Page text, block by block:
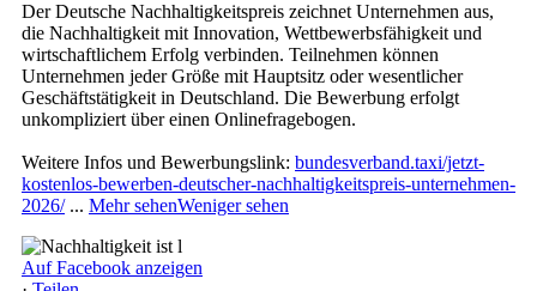
Der Deutsche Nachhaltigkeitspreis zeichnet Unternehmen aus,
die Nachhaltigkeit mit Innovation, Wettbewerbsfähigkeit und
wirtschaftlichem Erfolg verbinden. Teilnehmen können
Unternehmen jeder Größe mit Hauptsitz oder wesentlicher
Geschäftstätigkeit in Deutschland. Die Bewerbung erfolgt
unkompliziert über einen Onlinefragebogen.
Weitere Infos und Bewerbungslink: bundesverband.taxi/jetzt-
kostenlos-bewerben-deutscher-nachhaltigkeitspreis-unternehmen-
2026/ ... Mehr sehenWeniger sehen
Auf Facebook anzeigen